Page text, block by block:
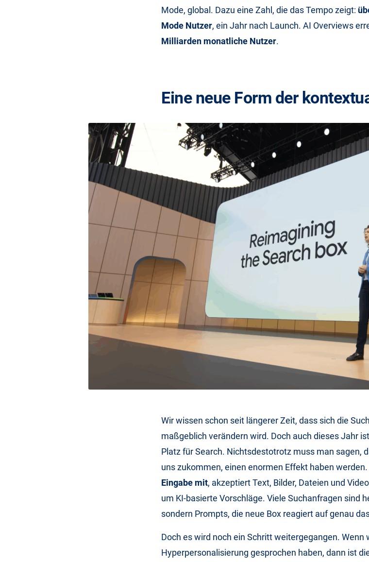
Mode, global. Dazu eine Zahl, die das Tempo zeigt:
Mode Nutzer, ein Jahr nach Launch. AI Overviews
Milliarden monatliche Nutzer.
Eine neue Form der
Wir wissen schon seit längerer Zeit, dass sich die
maßgeblich verändern wird. Doch auch dieses Jahr
Platz für Search. Nichtsdestotrotz muss man sagen,
uns zukommen, einen enormen Effekt haben werden.
Eingabe mit, akzeptiert Text, Bilder, Dateien und
um KI-basierte Vorschläge. Viele Suchanfragen sind
sondern Prompts, die neue Box reagiert auf genau
Doch es wird noch ein Schritt weitergegangen. Wenn
Hyperpersonalisierung gesprochen haben, dann ist